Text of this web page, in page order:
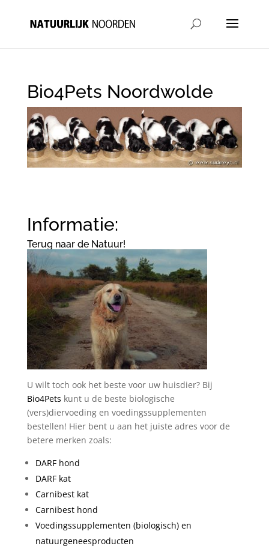
Bio4Pets Noordwolde
Informatie:
Terug naar de Natuur!
U wilt toch ook het beste voor uw huisdier? Bij
Bio4Pets kunt u de beste biologische
(vers)diervoeding en voedingssupplementen
bestellen! Hier bent u aan het juiste adres voor de
betere merken zoals:
DARF hond
DARF kat
Carnibest kat
Carnibest hond
Voedingssupplementen (biologisch) en
natuurgeneesproducten